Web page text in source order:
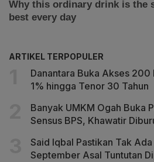
ARTIKEL TERPOPULER
Danantara Buka Akses 200
1% hingga Tenor 30 Tahun
Banyak UMKM Ogah Buka
Sensus BPS, Khawatir
Said Iqbal Pastikan Tak
September Asal Tuntutan